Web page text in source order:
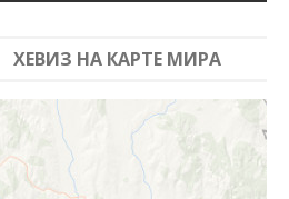
ХЕВИЗ НА КАРТЕ МИРА